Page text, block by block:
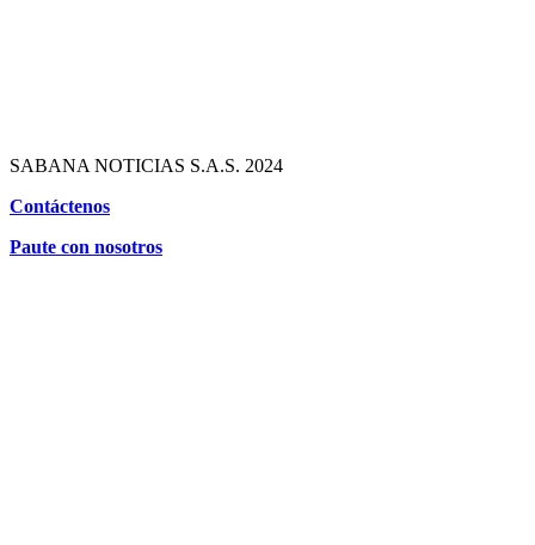
SABANA NOTICIAS S.A.S. 2024
Contáctenos
Paute con nosotros